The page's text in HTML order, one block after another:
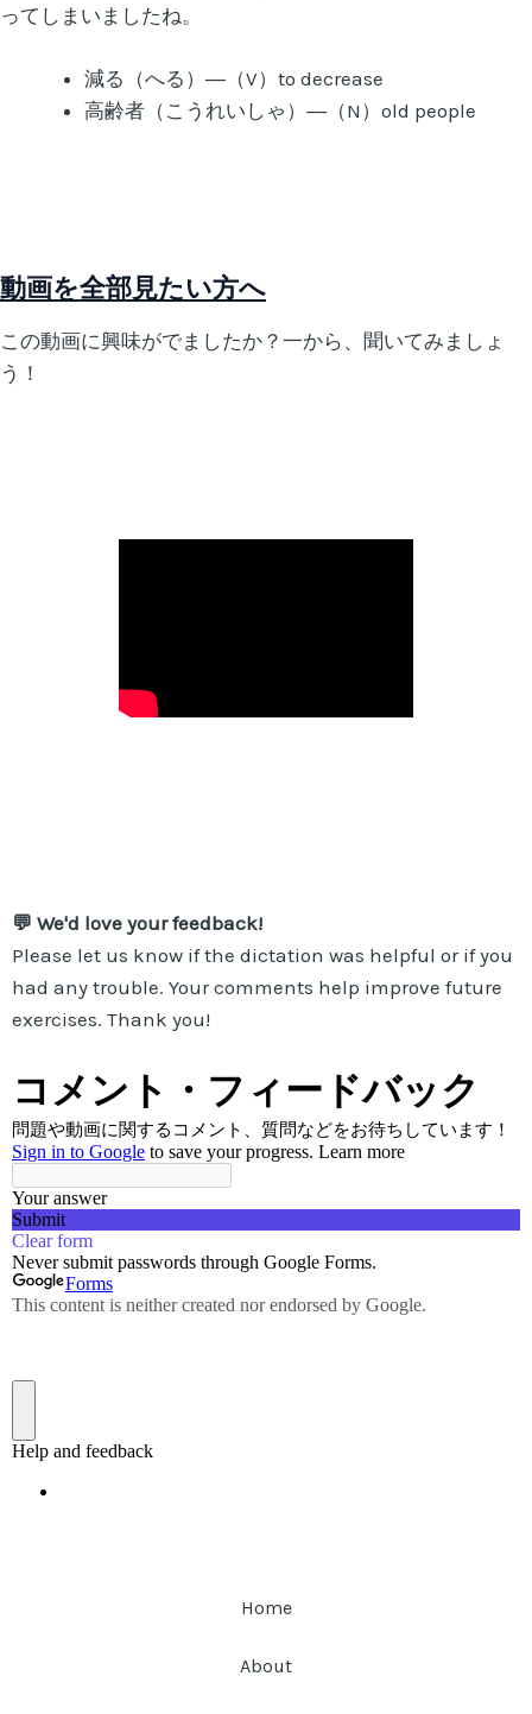
ってしまいましたね。
減る（へる）―（V）to decrease
高齢者（こうれいしゃ）―（N）old people
動画を全部見たい方へ
この動画に興味がでましたか？一から、聞いてみましょ
う！
💬 We'd love your feedback!
Please let us know if the dictation was helpful or if you
had any trouble. Your comments help improve future
exercises. Thank you!
Home
About